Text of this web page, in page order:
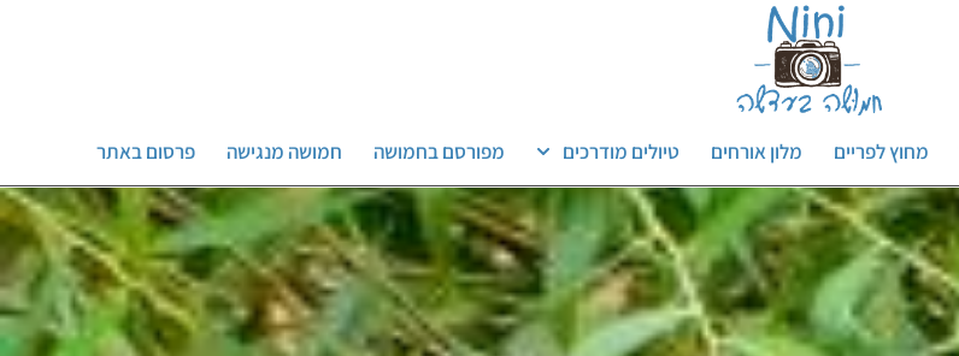
מחוץ לפריים מלון אורחים טיולים מודרכים מפורסם בחמושה חמושה מנגישה פרסום באתר